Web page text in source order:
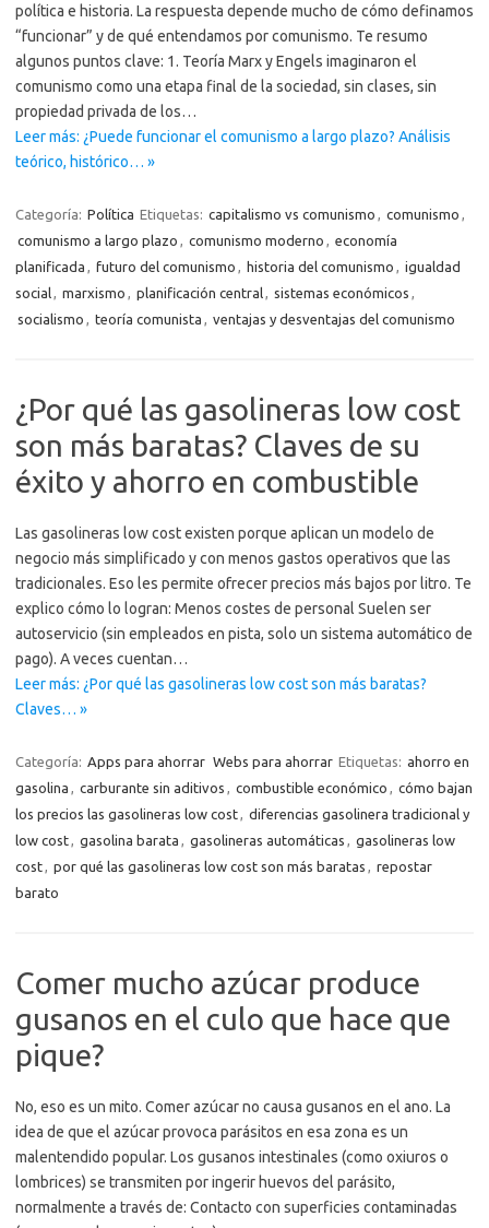
política e historia. La respuesta depende mucho de cómo definamos
“funcionar” y de qué entendamos por comunismo. Te resumo
algunos puntos clave: 1. Teoría Marx y Engels imaginaron el
comunismo como una etapa final de la sociedad, sin clases, sin
propiedad privada de los…
Leer más: ¿Puede funcionar el comunismo a largo plazo? Análisis
teórico, histórico… »
Categoría: Política Etiquetas: capitalismo vs comunismo , comunismo ,
comunismo a largo plazo , comunismo moderno , economía
planificada , futuro del comunismo , historia del comunismo , igualdad
social, marxismo , planificación central, sistemas económicos ,
socialismo , teoría comunista , ventajas y desventajas del comunismo
¿Por qué las gasolineras low cost
son más baratas? Claves de su
éxito y ahorro en combustible
Las gasolineras low cost existen porque aplican un modelo de
negocio más simplificado y con menos gastos operativos que las
tradicionales. Eso les permite ofrecer precios más bajos por litro. Te
explico cómo lo logran: Menos costes de personal Suelen ser
autoservicio (sin empleados en pista, solo un sistema automático de
pago). A veces cuentan…
Leer más: ¿Por qué las gasolineras low cost son más baratas?
Claves… »
Categoría: Apps para ahorrar Webs para ahorrar Etiquetas: ahorro en
gasolina , carburante sin aditivos , combustible económico , cómo bajan
los precios las gasolineras low cost, diferencias gasolinera tradicional y
low cost, gasolina barata , gasolineras automáticas , gasolineras low
cost, por qué las gasolineras low cost son más baratas , repostar
barato
Comer mucho azúcar produce
gusanos en el culo que hace que
pique?
No, eso es un mito. Comer azúcar no causa gusanos en el ano. La
idea de que el azúcar provoca parásitos en esa zona es un
malentendido popular. Los gusanos intestinales (como oxiuros o
lombrices) se transmiten por ingerir huevos del parásito,
normalmente a través de: Contacto con superficies contaminadas